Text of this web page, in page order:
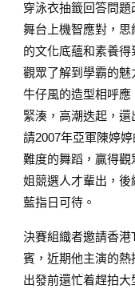
穿泳衣抽籤回答問
舞台上機智應對，
的文化底蘊和素養
觀眾了解到學霸的
牛仔風的造型相呼
緊湊，高潮迭起，
請2007年亞軍陳婷
難度的舞蹈，贏得
姐競選人才輩出，
藍指日可待。
決賽組織者邀請香
賓，近期他主演的
出發前還忙着趕拍